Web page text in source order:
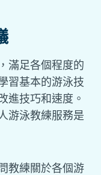
滿足各個程度的
習基本的游泳技
進技巧和速度。
游泳教練服務是
教練關於各個游